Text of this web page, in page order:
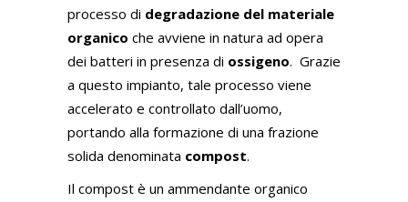
processo di degradazione del materiale
organico che avviene in natura ad opera
dei batteri in presenza di ossigeno. Grazie
a questo impianto, tale processo viene
accelerato e controllato dall’uomo,
portando alla formazione di una frazione
solida denominata compost.
Il compost è un ammendante organico